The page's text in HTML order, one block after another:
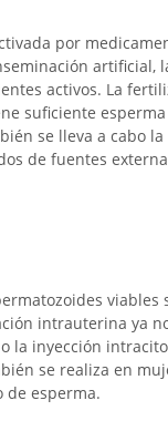
por
artificial,
activos. La
suficiente
se lleva a cabo la
de fuentes
viables
intrauterina ya
la inyección
se realiza en
de esperma.